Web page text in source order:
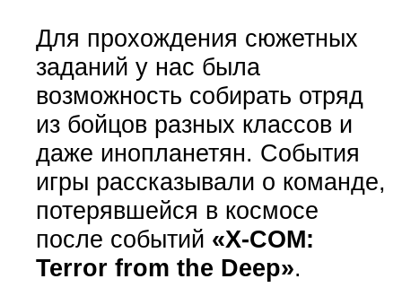
Для прохождения сюжетных
заданий у нас была
возможность собирать отряд
из бойцов разных классов и
даже инопланетян. События
игры рассказывали о команде,
потерявшейся в космосе
после событий «X-COM:
Terror from the Deep».